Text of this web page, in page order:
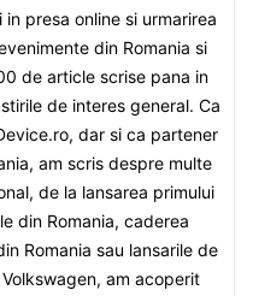
presa online si urmarirea
din Romania si
de article scrise pana in
de interes general. Ca
dar si ca partener
am scris despre multe
de la lansarea primului
din Romania, caderea
Romania sau lansarile de
am acoperit